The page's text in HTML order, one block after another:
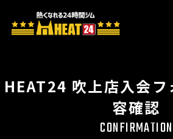
HEAT24 吹上店入会フ
容確認
CONFIRMATION
入会案内